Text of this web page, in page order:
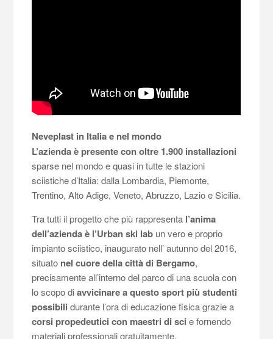
Neveplast in Italia e nel mondo
L’azienda è presente con oltre 1.900 installazioni
sparse nel mondo e quasi in tutte le stazioni
sciistiche d’Italia: dalla Lombardia, Piemonte,
Trentino, Alto Adige, Veneto, Abruzzo, Lazio e Sicilia.
Tra tutti il progetto che più rappresenta l’anima
dell’azienda è l’Urban ski lab un vero e proprio
impianto sciistico, inaugurato nell’ autunno del 2016,
situato nel cuore della città di Bergamo,
precisamente all’interno del parco di una scuola con
lo scopo diavvicinare a questo sport più studenti
possibili durante l’ora di educazione fisica grazie a
corsi propedeutici con maestri di sci e fornendo
materiali professionali gratuitamente.